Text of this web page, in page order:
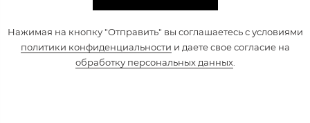
Нажимая на кнопку "Отправить" вы соглашаетесь с условиями
политики конфиденциальности и даете свое согласие на
обработку персональных данных.